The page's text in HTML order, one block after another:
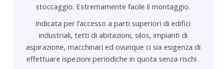
stoccaggio. Estremamente facile il montaggio.
Indicata per l’accesso a parti superiori di edifici
industriali, tetti di abitazioni, silos, impianti di
aspirazione, macchinari ed ovunque ci sia esigenza di
effettuare ispezioni periodiche in quota senza rischi .